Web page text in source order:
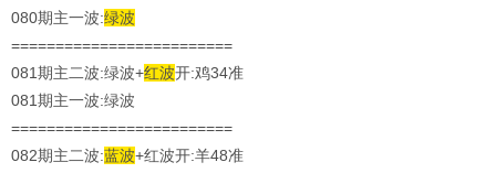
080期主一波:绿波
=========================
081期主二波:绿波+红波开:鸡34准
081期主一波:绿波
=========================
082期主二波:蓝波+红波开:羊48准